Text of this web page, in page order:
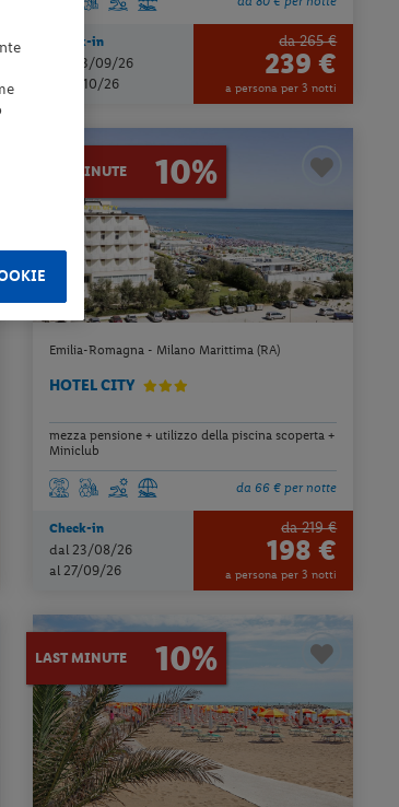
Check-in
dal 03/09/26
al 27/10/26
da 265 €
239 €
a persona per 3 notti
LAST MINUTE 10%
Emilia-Romagna - Milano Marittima (RA)
HOTEL CITY
mezza pensione + utilizzo della piscina scoperta +
Miniclub
da 66 € per notte
Check-in
dal 23/08/26
al 27/09/26
da 219 €
198 €
a persona per 3 notti
LAST MINUTE 10%